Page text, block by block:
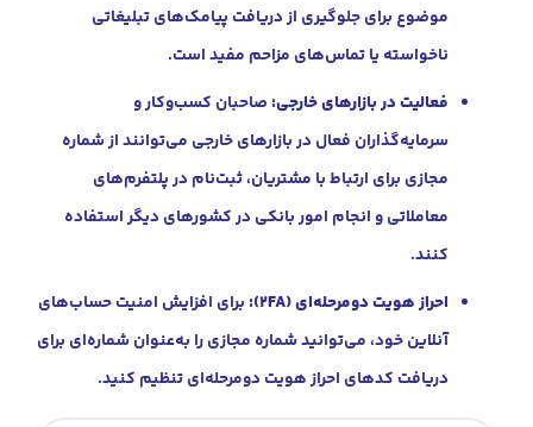
موضوع برای جلوگیری از دریافت پیامک‌های تبلیغاتی
ناخواسته یا تماس‌های مزاحم مفید است.
فعالیت در بازارهای خارجی:صاحبان کسب‌وکار و
سرمایه‌گذاران فعال در بازارهای خارجی می‌توانند از شماره
مجازی برای ارتباط با مشتریان، ثبت‌نام در پلتفرم‌های
معاملاتی و انجام امور بانکی در کشورهای دیگر استفاده
کنند.
احراز هویت دومرحله‌ای (۲FA):
برای افزایش امنیت حساب‌های
آنلاین خود، می‌توانید شماره مجازی را به‌عنوان شماره‌ای برای
دریافت کدهای احراز هویت دومرحله‌ای تنظیم کنید.